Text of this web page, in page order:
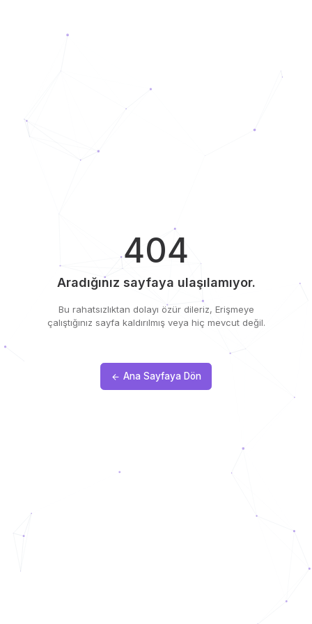
404
Aradığınız sayfaya ulaşılamıyor.
Bu rahatsızlıktan dolayı özür dileriz, Erişmeye
çalıştığınız sayfa kaldırılmış veya hiç mevcut değil.
Ana Sayfaya Dön